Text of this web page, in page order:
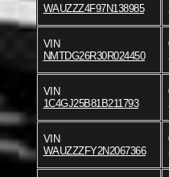
WAUZZZ4F97N138985
VIN
NMTDG26R30R024450
VIN
1C4GJ25B81B211793
VIN
WAUZZZFY2N2067366